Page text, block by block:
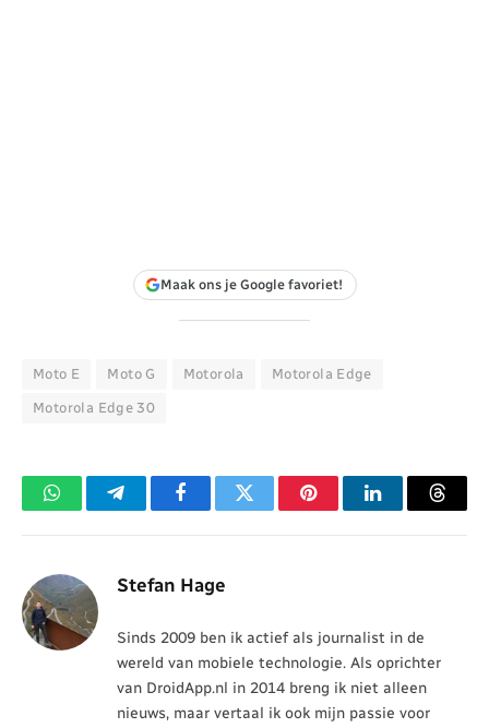
Maak ons je Google favoriet!
Moto E Moto G Motorola Motorola Edge
Motorola Edge 30
WhatsAppTelegramFacebookTwitter PinterestLinkedIn
Stefan Hage
Sinds 2009 ben ik actief als journalist in de
wereld van mobiele technologie. Als oprichter
van DroidApp.nl in 2014 breng ik niet alleen
nieuws, maar vertaal ik ook mijn passie voor